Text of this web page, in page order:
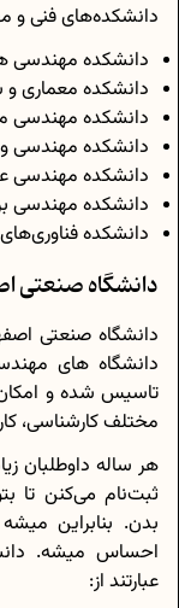
دانشکده‌های فنی و
دانشکده مهندسی
دانشکده معماری و
دانشکده مهندسی
دانشکده مهندسی و
دانشکده مهندسی
دانشکده مهندسی
دانشکده
دانشگاه صنعتی
دانشگاه صنعتی
تاسیس شده و
مختلف کارشناسی،
هر ساله داوطلبان
ثبت‌نام می‌کنن تا
بدن. بنابراین
احساس میشه.
عبارتند از: